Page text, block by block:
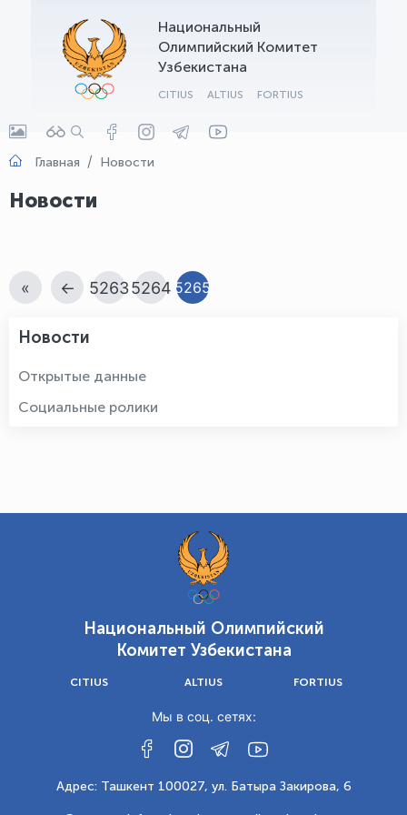
Национальный
Олимпийский Комитет
Узбекистана
CITIUS ALTIUS FORTIUS
Главная Новости
Новости
« ← 52635264 5265
Новости
Открытые данные
Социальные ролики
Национальный Олимпийский
Комитет Узбекистана
CITIUS ALTIUS FORTIUS
Мы в соц. сетях:
Адрес: Ташкент 100027, ул. Батыра Закирова, 6
OLYMPCHIK AI - yordamchi
Онлайн · olympic.uz